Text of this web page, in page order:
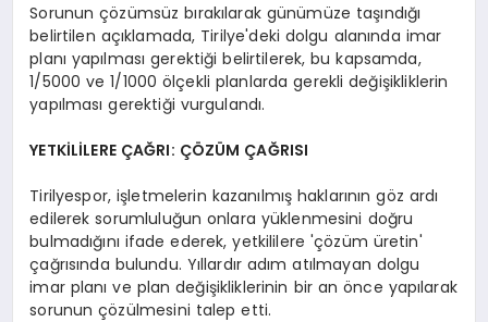
Sorunun çözümsüz bırakılarak günümüze taşındığı
belirtilen açıklamada, Tirilye'deki dolgu alanında imar
planı yapılması gerektiği belirtilerek, bu kapsamda,
1/5000 ve 1/1000 ölçekli planlarda gerekli değişikliklerin
yapılması gerektiği vurgulandı.
YETKİLİLERE ÇAĞRI: ÇÖZÜM ÇAĞRISI
Tirilyespor, işletmelerin kazanılmış haklarının göz ardı
edilerek sorumluluğun onlara yüklenmesini doğru
bulmadığını ifade ederek, yetkililere 'çözüm üretin'
çağrısında bulundu. Yıllardır adım atılmayan dolgu
imar planı ve plan değişikliklerinin bir an önce yapılarak
sorunun çözülmesini talep etti.